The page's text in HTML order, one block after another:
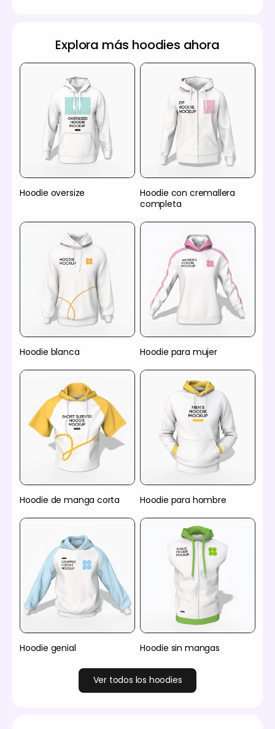
Explora más hoodies ahora
Hoodie oversize
Hoodie con cremallera
completa
Hoodie blanca Hoodie para mujer
Hoodie de manga corta Hoodie para hombre
Hoodie genial Hoodie sin mangas
Ver todos los hoodies